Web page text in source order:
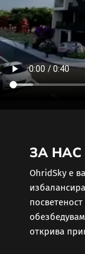
ЗА НАС
ОhridSky е
открива